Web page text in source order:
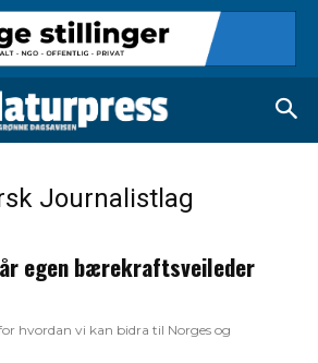
Journalistlag
egen bærekraftsveileder
hvordan vi kan bidra til Norges og